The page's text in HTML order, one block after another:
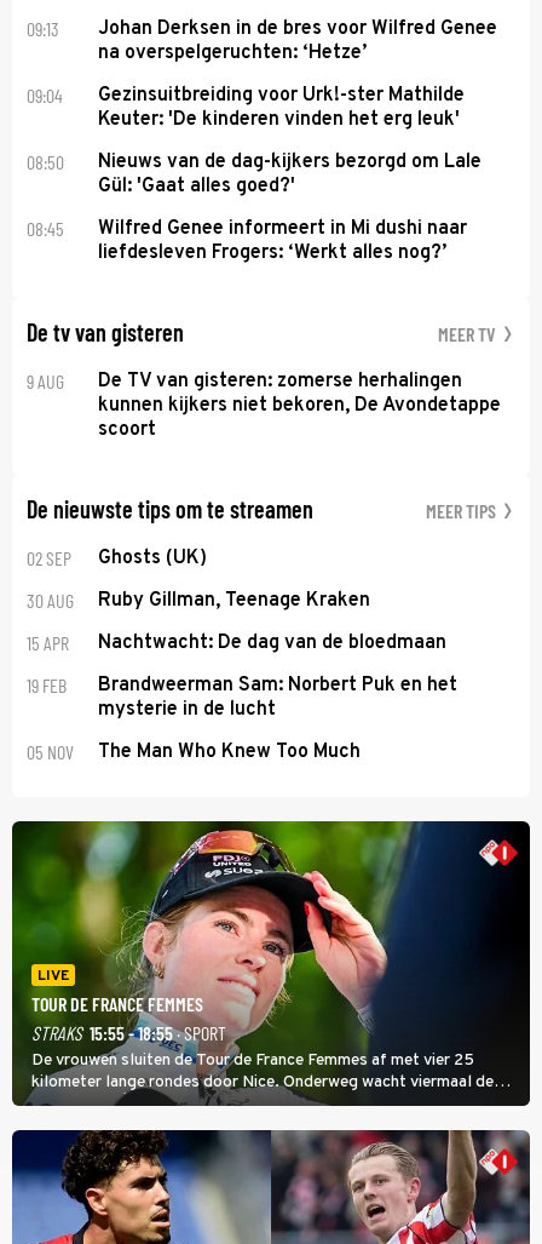
09:13
Johan Derksen in de bres voor Wilfred Genee
na overspelgeruchten: ‘Hetze’
09:04
Gezinsuitbreiding voor Urk!-ster Mathilde
Keuter: 'De kinderen vinden het erg leuk'
08:50
Nieuws van de dag-kijkers bezorgd om Lale
Gül: 'Gaat alles goed?'
08:45
Wilfred Genee informeert in Mi dushi naar
liefdesleven Frogers: ‘Werkt alles nog?’
De tv van gisteren MEER TV
9 AUG
De TV van gisteren: zomerse herhalingen
kunnen kijkers niet bekoren, De Avondetappe
scoort
De nieuwste tips om te streamen MEER TIPS
02 SEP Ghosts (UK)
30 AUG Ruby Gillman, Teenage Kraken
15 APR Nachtwacht: De dag van de bloedmaan
19 FEB
Brandweerman Sam: Norbert Puk en het
mysterie in de lucht
05 NOV The Man Who Knew Too Much
LIVE
TOUR DE FRANCE FEMMES
STRAKS 15:55 - 18:55· SPORT
De vrouwen sluiten de Tour de France Femmes af met vier 25
kilometer lange rondes door Nice. Onderweg wacht viermaal de
zware Col d'Èze. Aan de finish op de Promenade des Anglais krijgt
de eindwinnaar de laatste gele trui.